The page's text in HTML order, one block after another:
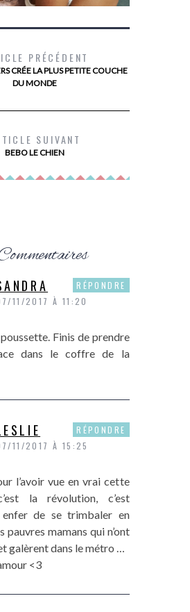
PRÉCÉDENT
CRÉE LA PLUS PETITE COUCHE
DU MONDE
SUIVANT
BEBO LE CHIEN
11/2017 À 11:20
Finis de prendre
dans le coffre de la
RÉPONDRE
11/2017 À 15:25
l’avoir vue en vrai cette
la révolution, c’est
de se trimbaler en
pauvres mamans qui n’ont
galèrent dans le métro …
<3
RÉPONDRE